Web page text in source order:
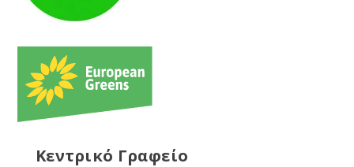
Κεντρικό Γραφείο